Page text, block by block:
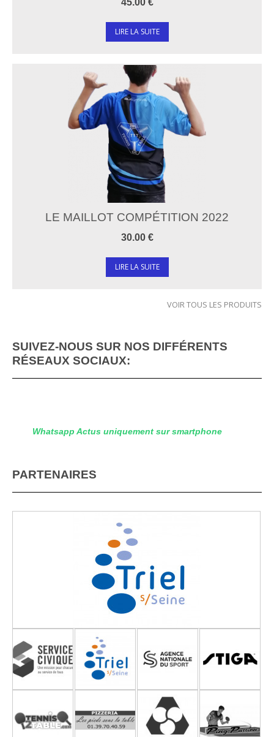
LIRE LA SUITE
LE MAILLOT COMPÉTITION 2022
30.00 €
LIRE LA SUITE
VOIR TOUS LES PRODUITS
SUIVEZ-NOUS SUR NOS DIFFÉRENTS
RÉSEAUX SOCIAUX:
Whatsapp Actus uniquement sur smartphone
PARTENAIRES